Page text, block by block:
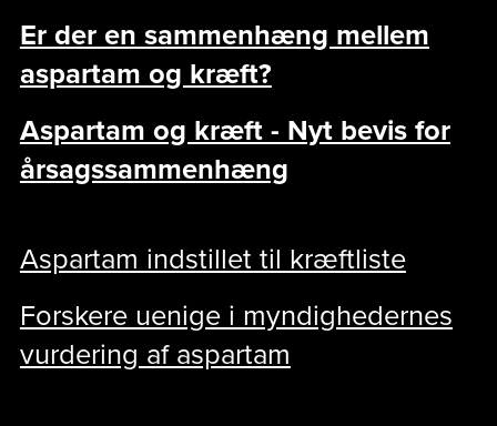
Er der en sammenhæng mellem
aspartam og kræft?
Aspartam og kræft - Nyt bevis for
årsagssammenhæng
Aspartam indstillet til kræftliste
Forskere uenige i myndighedernes
vurdering af aspartam